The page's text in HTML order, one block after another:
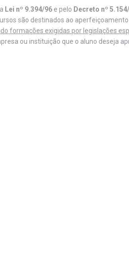
Lei nº 9.394/96 e pelo Decreto nº
são destinados ao aperfeiçoamento
formações exigidas por legislações
ou instituição que o aluno deseja